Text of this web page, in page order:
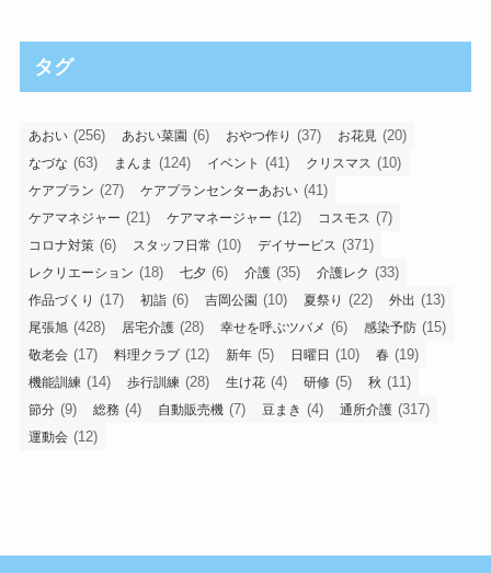
タグ
あおい (256) あおい菜園 (6) おやつ作り (37) お花見 (20)
なづな (63) まんま (124) イベント (41) クリスマス (10)
ケアプラン (27) ケアプランセンターあおい (41)
ケアマネジャー (21) ケアマネージャー (12) コスモス (7)
コロナ対策 (6) スタッフ日常 (10) デイサービス (371)
レクリエーション (18) 七夕 (6) 介護 (35) 介護レク (33)
作品づくり (17) 初詣 (6) 吉岡公園 (10) 夏祭り (22) 外出 (13)
尾張旭 (428) 居宅介護 (28) 幸せを呼ぶツバメ (6) 感染予防 (15)
敬老会 (17) 料理クラブ (12) 新年 (5) 日曜日 (10) 春 (19)
機能訓練 (14) 歩行訓練 (28) 生け花 (4) 研修 (5) 秋 (11)
節分 (9) 総務 (4) 自動販売機 (7) 豆まき (4) 通所介護 (317)
運動会 (12)